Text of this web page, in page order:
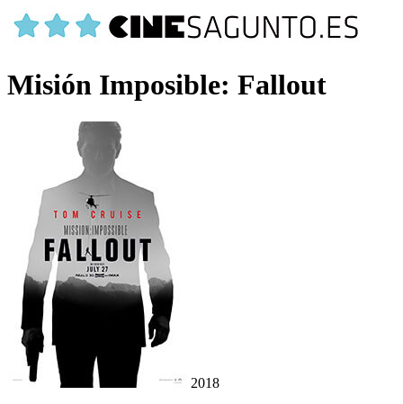
Misión Imposible: Fallout
2018